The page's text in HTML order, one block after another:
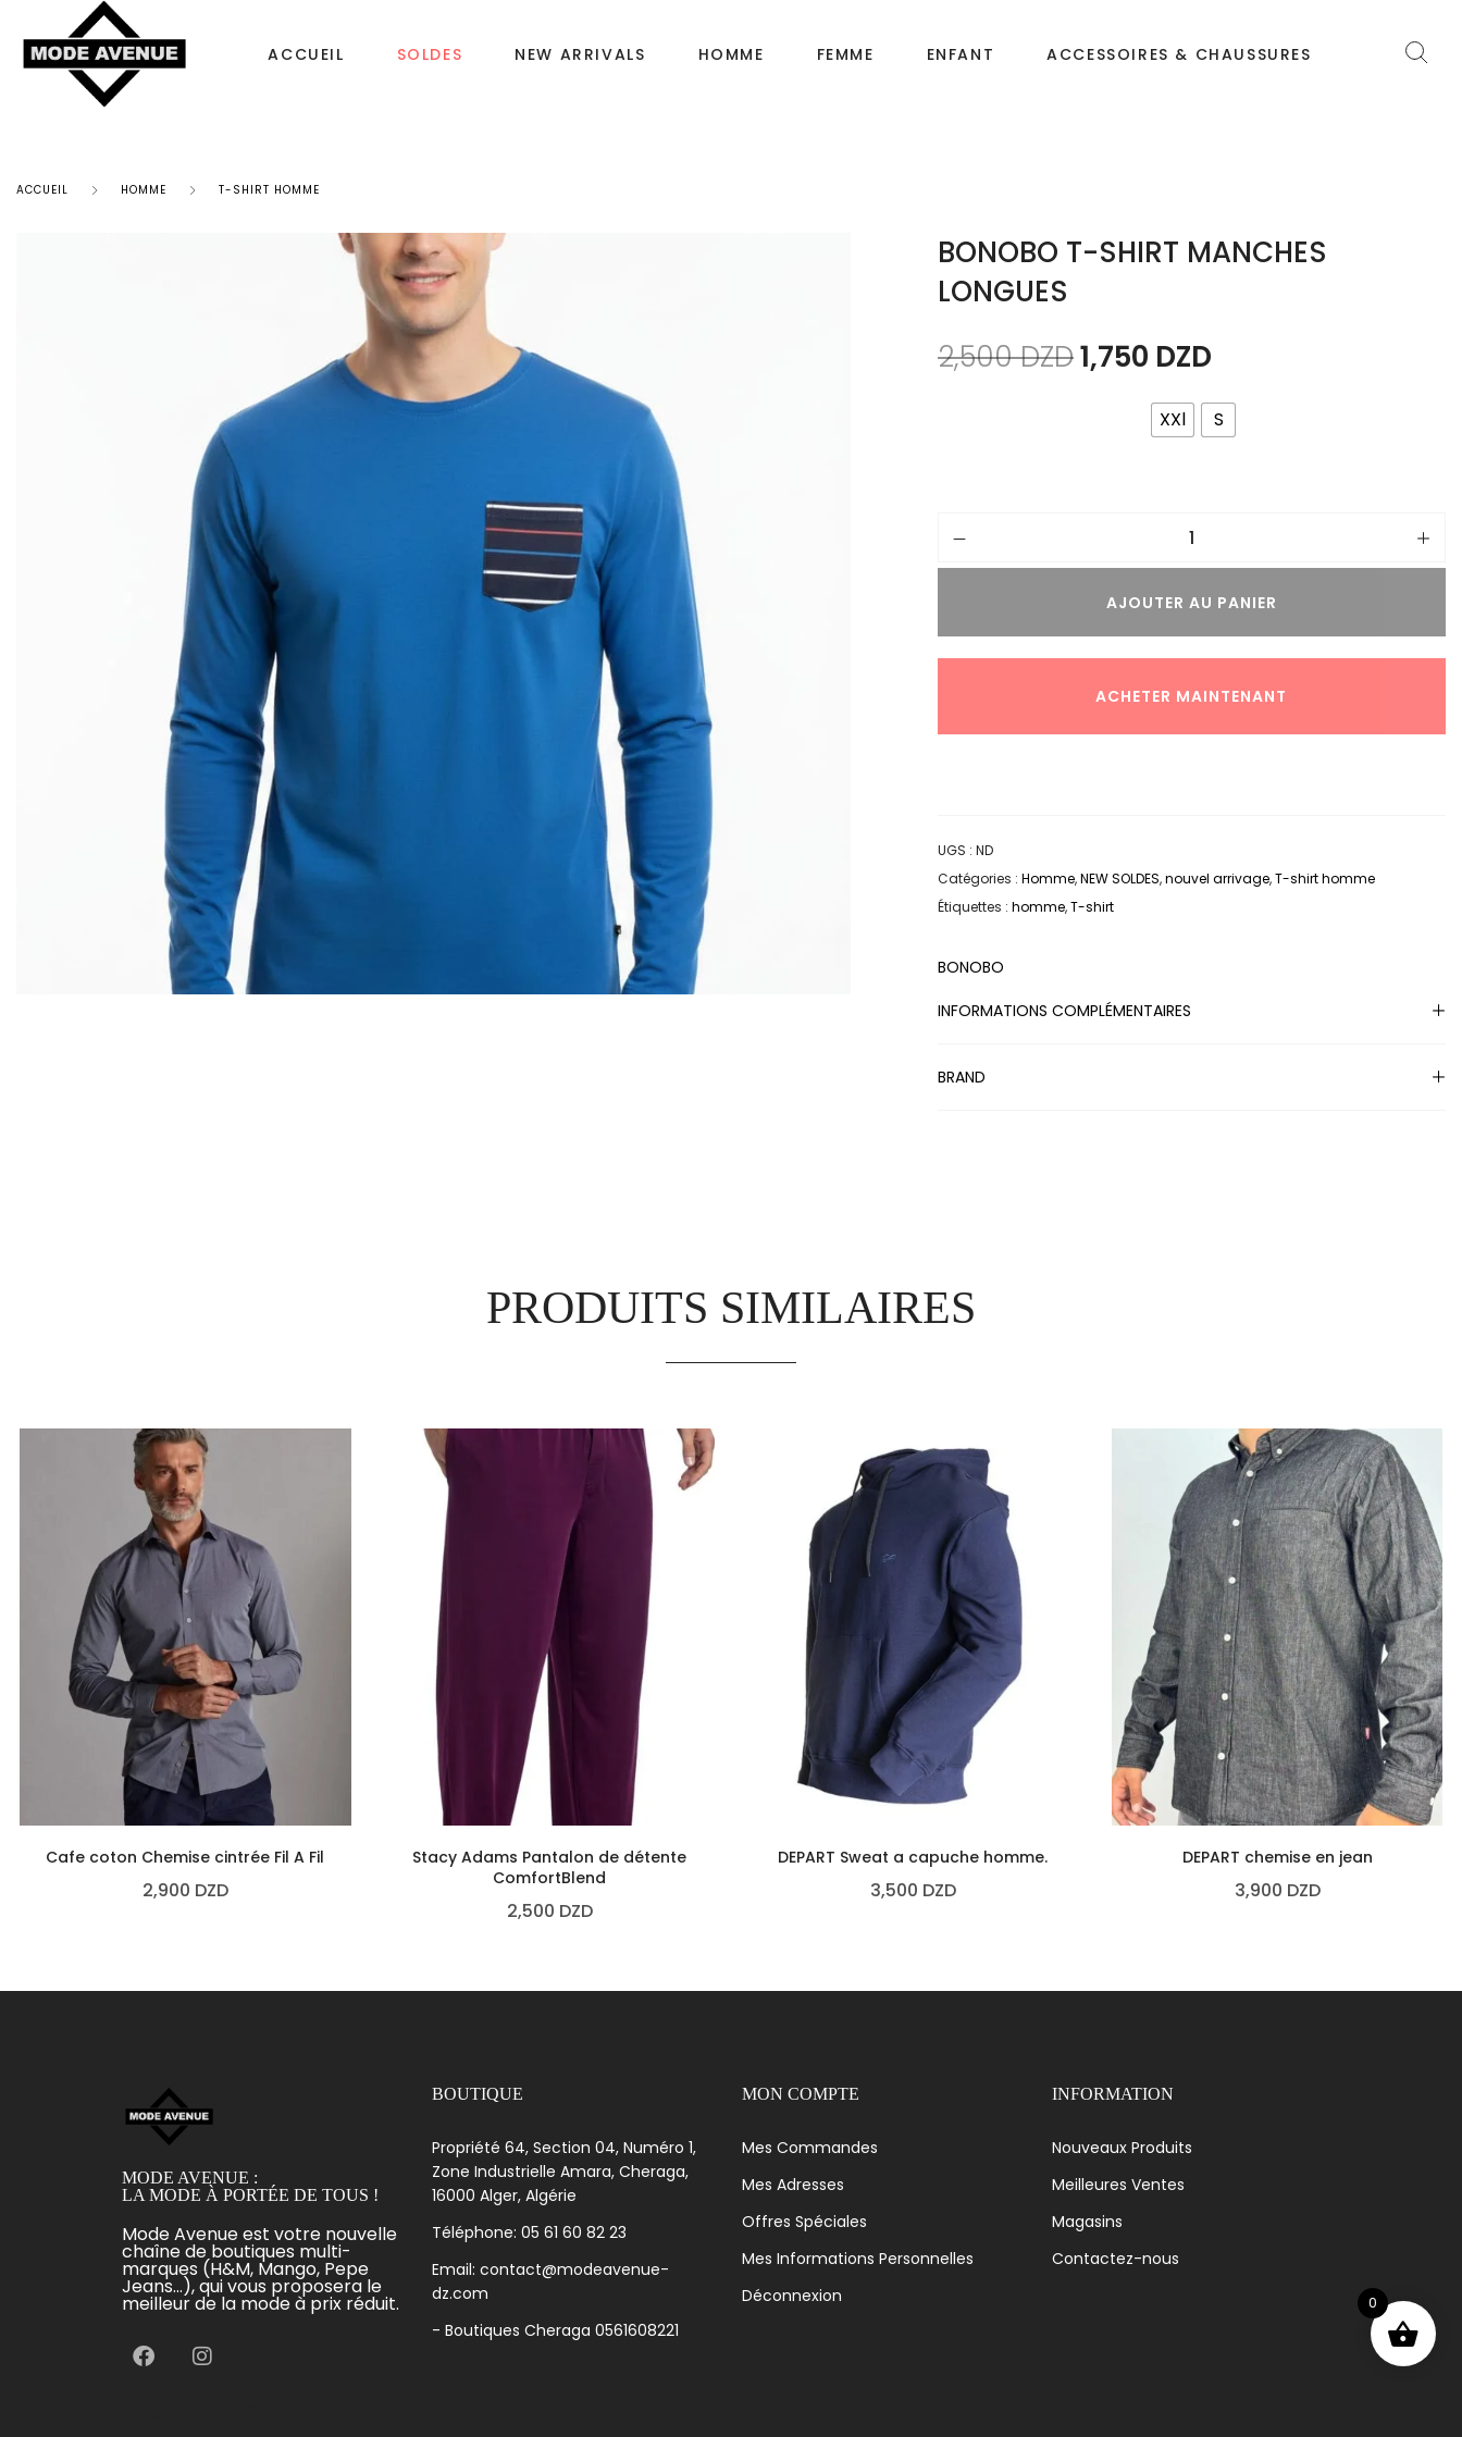
ACCUEIL SOLDES NEW ARRIVALS HOMME FEMME ENFANT ACCESSOIRES & CHAUSSURES
CHAUSSURES
Sac à dos
Bonnet Femme
Sacs à main
ACCUEIL HOMME T-SHIRT HOMME
BONOBO T-SHIRT MANCHES
LONGUES
2,500DZD1,750 DZD
XXl S
AJOUTER AU PANIER
ACHETER MAINTENANT
UGS : ND
Catégories : Homme,NEW SOLDES,nouvel arrivage,T-shirt homme
Étiquettes : homme,T-shirt
BONOBO
INFORMATIONS COMPLÉMENTAIRES
BRAND
PRODUITS SIMILAIRES
Cafe coton Chemise cintrée Fil A Fil
2,900 DZD
Stacy Adams Pantalon de détente
ComfortBlend
2,500 DZD
DEPART Sweat a capuche homme.
3,500 DZD
DEPART chemise en jean
3,900 DZD
MODE AVENUE :
LA MODE À PORTÉE DE TOUS !
Mode Avenue est votre nouvelle
chaîne de boutiques multi-
marques (H&M, Mango, Pepe
Jeans...), qui vous proposera le
meilleur de la mode à prix réduit.
BOUTIQUE
Propriété 64, Section 04, Numéro 1,
Zone Industrielle Amara, Cheraga,
16000 Alger, Algérie
Téléphone: 05 61 60 82 23
Email: contact@modeavenue-
dz.com
- Boutiques Cheraga 0561608221
MON COMPTE
Mes Commandes
Mes Adresses
Offres Spéciales
Mes Informations Personnelles
Déconnexion
INFORMATION
Nouveaux Produits
Meilleures Ventes
Magasins
Contactez-nous
0